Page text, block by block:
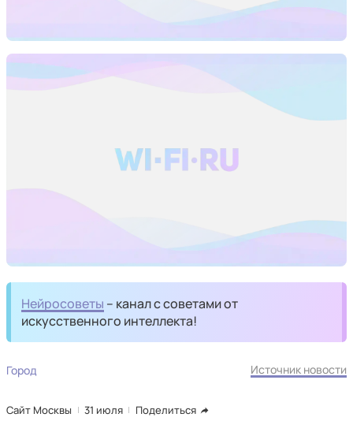
Нейросоветы – канал с советами от
искусственного интеллекта!
Город Источник новости
Сайт Москвы 31 июля Поделиться